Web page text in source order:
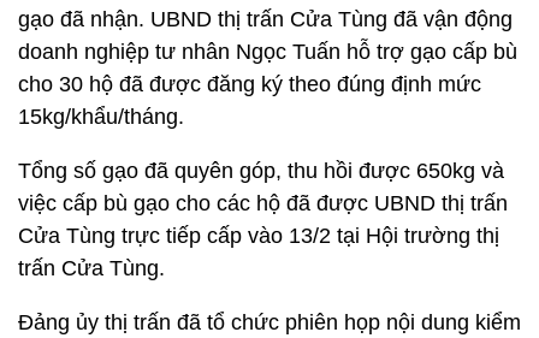
gạo đã nhận. UBND thị trấn Cửa Tùng đã vận động
doanh nghiệp tư nhân Ngọc Tuấn hỗ trợ gạo cấp bù
cho 30 hộ đã được đăng ký theo đúng định mức
15kg/khẩu/tháng.
Tổng số gạo đã quyên góp, thu hồi được 650kg và
việc cấp bù gạo cho các hộ đã được UBND thị trấn
Cửa Tùng trực tiếp cấp vào 13/2 tại Hội trường thị
trấn Cửa Tùng.
Đảng ủy thị trấn đã tổ chức phiên họp nội dung kiểm